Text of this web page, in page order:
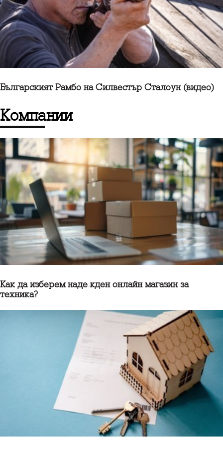
Българският Рамбо на Силвестър Сталоун (видео)
компании
Как да изберем надежден онлайн магазин за
техника?